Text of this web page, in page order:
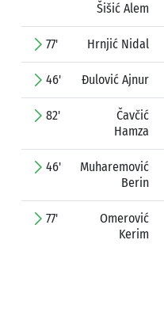
Šišić Alem
77' Hrnjić Nidal
46' Đulović Ajnur
82'
Čavčić
Hamza
46'
Muharemović
Berin
77'
Omerović
Kerim